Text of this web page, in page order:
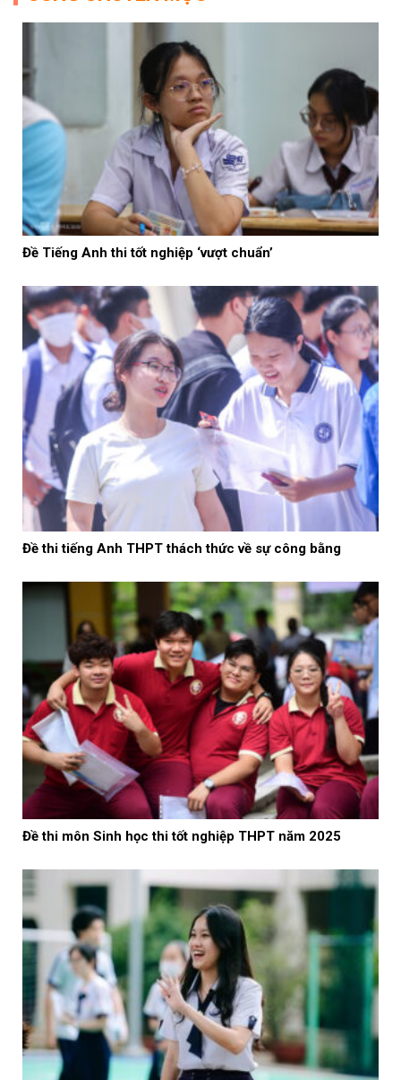
Đề Tiếng Anh thi tốt nghiệp ‘vượt chuẩn’
Đề thi tiếng Anh THPT thách thức về sự công bằng
Đề thi môn Sinh học thi tốt nghiệp THPT năm 2025